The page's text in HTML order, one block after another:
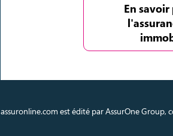
En
assuronline.com est édité par AssurOne Group,